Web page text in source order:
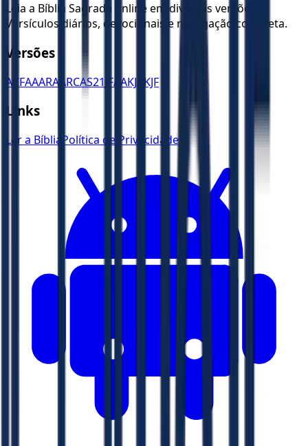
Leia a Bíblia Sagrada online em diversas versões.
Versículos diários, devocionais e navegação completa.
Versões
ACFAAARA ARCAS21 JFAAKJA KJF
Links
Ler a Bíblia Política de Privacidade